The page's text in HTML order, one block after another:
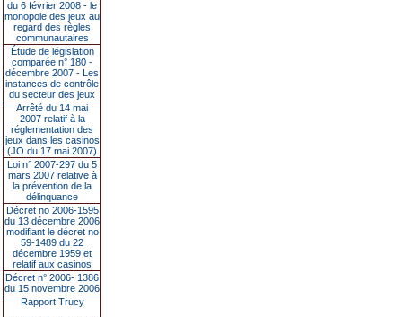
du 6 février 2008 - le
monopole des jeux au
regard des règles
communautaires
Étude de législation
comparée n° 180 -
décembre 2007 - Les
instances de contrôle
du secteur des jeux
Arrêté du 14 mai
2007 relatif à la
réglementation des
jeux dans les casinos
(JO du 17 mai 2007)
Loi n° 2007-297 du 5
mars 2007 relative à
la prévention de la
délinquance
Décret no 2006-1595
du 13 décembre 2006
modifiant le décret no
59-1489 du 22
décembre 1959 et
relatif aux casinos
Décret n° 2006- 1386
du 15 novembre 2006
Rapport Trucy